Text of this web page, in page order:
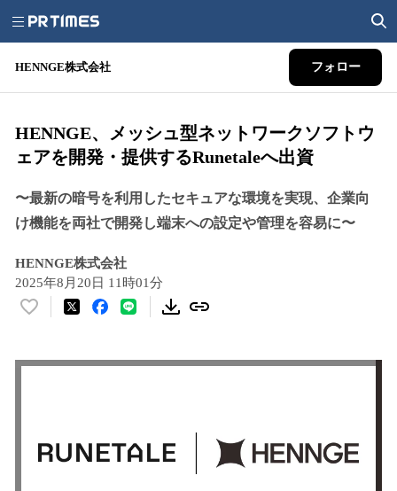
HENNGE株式会社 フォロー
HENNGE、メッシュ型ネットワークソフトウ
ェアを開発・提供するRunetaleへ出資
〜最新の暗号を利用したセキュアな環境を実現、企業向
け機能を両社で開発し端末への設定や管理を容易に〜
HENNGE株式会社
2025年8月20日 11時01分
い
！
み
込